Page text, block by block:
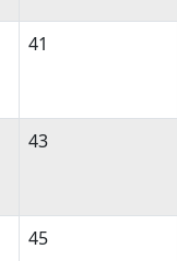
41
43
45